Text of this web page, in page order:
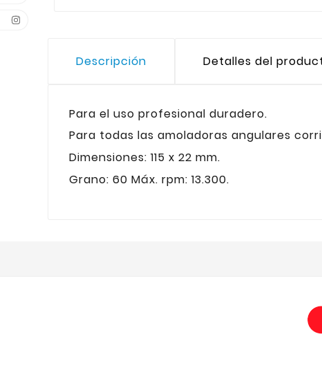
Descripción Detalles del
Para el uso profesional duradero.
Para todas las amoladoras angulares
Dimensiones: 115 x 22 mm.
Grano: 60 Máx. rpm: 13.300.